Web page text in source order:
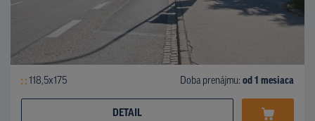
118,5x175 Doba prenájmu: od 1 mesiaca
DETAIL